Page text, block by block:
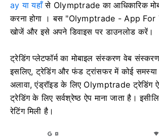
ay या यहाँसे Olymptrade का आधिकारिक
करना होगा । बस "Olymptrade - App For
खोजें और इसे अपने डिवाइस पर डाउनलोड करें।
ट्रेडिंग प्लेटफॉर्म का मोबाइल संस्करण वेब
इसलिए, ट्रेडिंग और फंड ट्रांसफर में कोई समस्या
अलावा, एंड्रॉइड के लिए Olymptrade ट्रेडिंग
ट्रेडिंग के लिए सर्वश्रेष्ठ ऐप माना जाता है।
रेटिंग मिली है।